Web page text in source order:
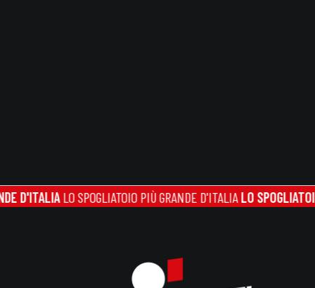
LO SPOGLIATOIO PIÙ GRANDE D'ITALIALO SPOGLIATOIO